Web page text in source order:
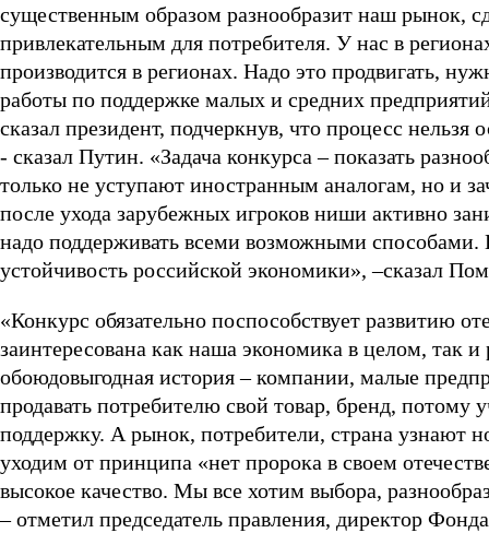
существенным образом разнообразит наш рынок,
привлекательным для потребителя. У нас в
производится в регионах. Надо это продвигать,
работы по поддержке малых и средних
сказал президент, подчеркнув, что процесс
- сказал Путин. «Задача конкурса – показать
только не уступают иностранным аналогам, но и
после ухода зарубежных игроков ниши активно
надо поддерживать всеми возможными
устойчивость российской экономики», –сказал
«Конкурс обязательно поспособствует развитию
заинтересована как наша экономика в целом, так
обоюдовыгодная история – компании, малые
продавать потребителю свой товар, бренд, потому
поддержку. А рынок, потребители, страна
уходим от принципа «нет пророка в своем
высокое качество. Мы все хотим выбора,
– отметил председатель правления, директор